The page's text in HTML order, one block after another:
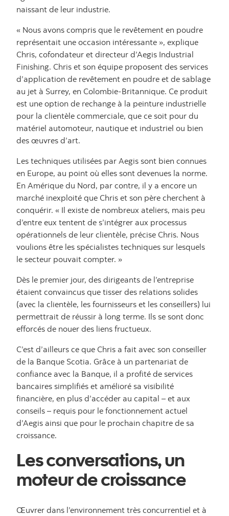
naissant de leur industrie.
« Nous avons compris que le revêtement en poudre
représentait une occasion intéressante », explique
Chris, cofondateur et directeur d’Aegis Industrial
Finishing. Chris et son équipe proposent des services
d’application de revêtement en poudre et de sablage
au jet à Surrey, en Colombie-Britannique. Ce produit
est une option de rechange à la peinture industrielle
pour la clientèle commerciale, que ce soit pour du
matériel automoteur, nautique et industriel ou bien
des œuvres d’art.
Les techniques utilisées par Aegis sont bien connues
en Europe, au point où elles sont devenues la norme.
En Amérique du Nord, par contre, il y a encore un
marché inexploité que Chris et son père cherchent à
conquérir. « Il existe de nombreux ateliers, mais peu
d’entre eux tentent de s’intégrer aux processus
opérationnels de leur clientèle, précise Chris. Nous
voulions être les spécialistes techniques sur lesquels
le secteur pouvait compter. »
Dès le premier jour, des dirigeants de l’entreprise
étaient convaincus que tisser des relations solides
(avec la clientèle, les fournisseurs et les conseillers) lui
permettrait de réussir à long terme. Ils se sont donc
efforcés de nouer des liens fructueux.
C’est d’ailleurs ce que Chris a fait avec son conseiller
de la Banque Scotia. Grâce à un partenariat de
confiance avec la Banque, il a profité de services
bancaires simplifiés et amélioré sa visibilité
financière, en plus d’accéder au capital – et aux
conseils – requis pour le fonctionnement actuel
d’Aegis ainsi que pour le prochain chapitre de sa
croissance.
Les conversations, un
moteur de croissance
Œuvrer dans l’environnement très concurrentiel et à